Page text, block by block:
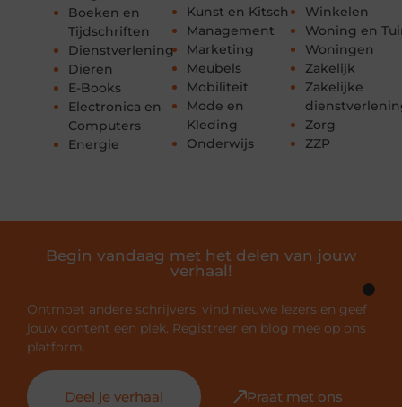
Boeken en
Tijdschriften
Dienstverlening
Dieren
E-Books
Electronica en
Computers
Energie
Kunst en Kitsch
Management
Marketing
Meubels
Mobiliteit
Mode en
Kleding
Onderwijs
Winkelen
Woning en
Woningen
Zakelijk
Zakelijke
Zorg
ZZP
Begin vandaag met het delen van jouw
verhaal!
Ontmoet andere schrijvers, vind nieuwe lezers en geef
jouw content een plek. Registreer en blog mee op ons
platform.
Deel je verhaal Praat met ons